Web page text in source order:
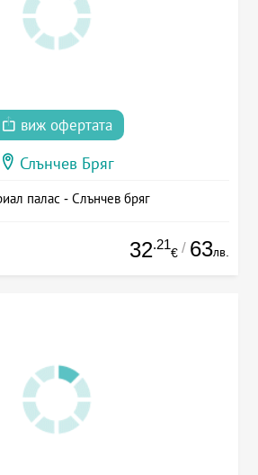
виж офертата
Слънчев Бряг
палас - Слънчев бряг
32.21
€ / 63лв.